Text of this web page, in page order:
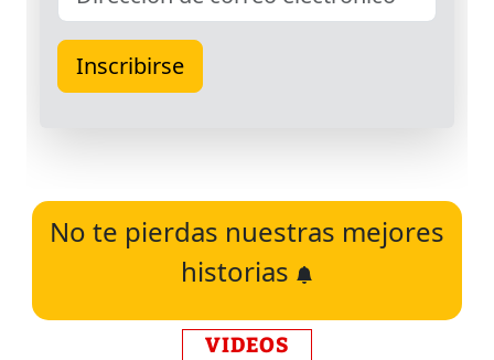
No te pierdas nuestras mejores
historias
VIDEOS